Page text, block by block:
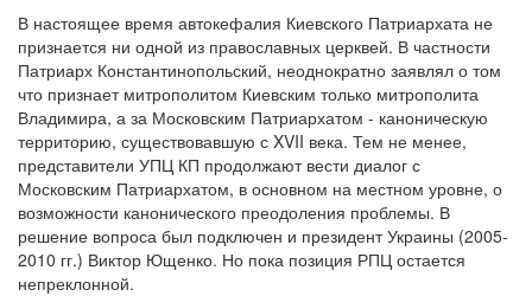
В настоящее время автокефалия Киевского Патриархата не
признается ни одной из православных церквей. В частности
Патриарх Константинопольский, неоднократно заявлял о том
что признает митрополитом Киевским только митрополита
Владимира, а за Московским Патриархатом - каноническую
территорию, существовавшую с XVII века. Тем не менее,
представители УПЦ КП продолжают вести диалог с
Московским Патриархатом, в основном на местном уровне, о
возможности канонического преодоления проблемы. В
решение вопроса был подключен и президент Украины (2005-
2010 гг.) Виктор Ющенко. Но пока позиция РПЦ остается
непреклонной.